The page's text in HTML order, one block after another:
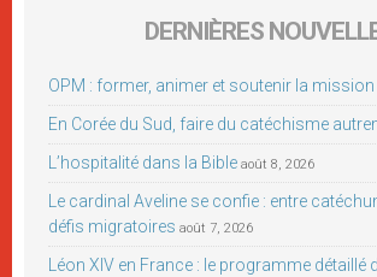
DERNIÈRES
OPM : former, animer et soutenir la mission
En Corée du Sud, faire du catéchisme
L’hospitalité dans la Bible août 8, 2026
Le cardinal Aveline se confie : entre
défis migratoires août 7, 2026
Léon XIV en France : le programme détaillé